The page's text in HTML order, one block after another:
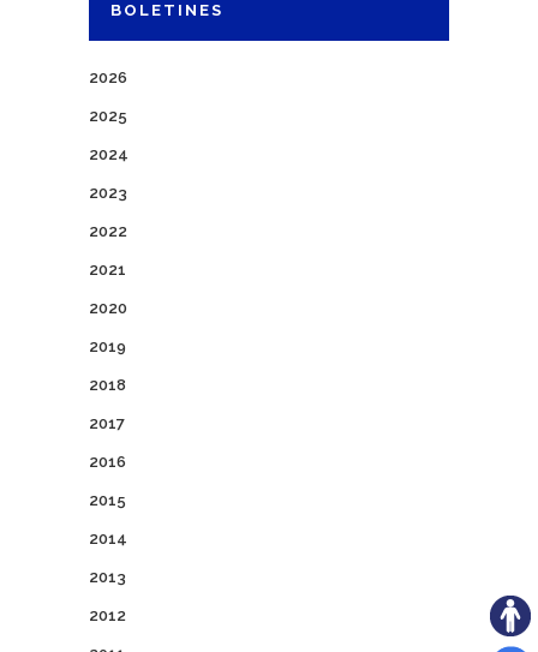
BOLETINES
2026
2025
2024
2023
2022
2021
2020
2019
2018
2017
2016
2015
2014
2013
2012